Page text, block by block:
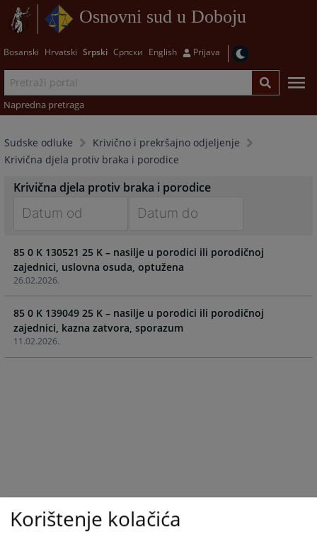
Osnovni sud u Doboju
Bosanski Hrvatski Srpski Српски English Prijava
Napredna pretraga
Sudske odluke
Krivično i prekršajno odjeljenje
Krivična djela protiv braka i porodice
Krivična djela protiv braka i porodice
forward
to
interact
with
the
calendar
and
select
get
the
forward
to
with
the
calendar
select
get
the
26.02.2026.
85 0 K 130521 25 K – nasilje u porodici ili porodičnoj
zajednici, uslovna osuda, optužena
11.02.2026.
85 0 K 139049 25 K – nasilje u porodici ili porodičnoj
zajednici, kazna zatvora, sporazum
Korištenje kolačića